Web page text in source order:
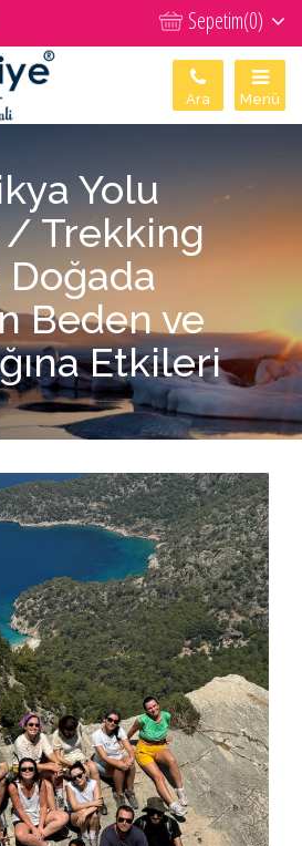
Sepetim(0)
Menü
Ara
Yolu
/ Trekking
Doğada
Beden ve
Etkileri